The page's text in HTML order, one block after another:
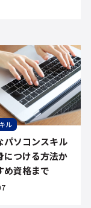
ル
パソコンスキル
につける方法か
め資格まで